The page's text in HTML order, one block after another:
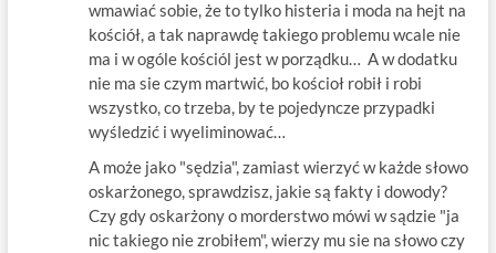
wmawiać sobie, że to tylko histeria i moda na hejt na
kościół, a tak naprawdę takiego problemu wcale nie
ma i w ogóle kościól jest w porządku… A w dodatku
nie ma sie czym martwić, bo kościoł robił i robi
wszystko, co trzeba, by te pojedyncze przypadki
wyśledzić i wyeliminować…
A może jako "sędzia", zamiast wierzyć w każde słowo
oskarżonego, sprawdzisz, jakie są fakty i dowody?
Czy gdy oskarżony o morderstwo mówi w sądzie "ja
nic takiego nie zrobiłem", wierzy mu sie na słowo czy